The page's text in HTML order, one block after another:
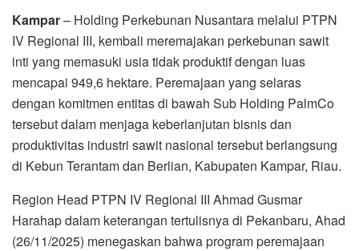
Kampar– Holding Perkebunan Nusantara melalui PTPN
IV Regional III, kembali meremajakan perkebunan sawit
inti yang memasuki usia tidak produktif dengan luas
mencapai 949,6 hektare. Peremajaan yang selaras
dengan komitmen entitas di bawah Sub Holding PalmCo
tersebut dalam menjaga keberlanjutan bisnis dan
produktivitas industri sawit nasional tersebut berlangsung
di Kebun Terantam dan Berlian, Kabupaten Kampar, Riau.
Region Head PTPN IV Regional III Ahmad Gusmar
Harahap dalam keterangan tertulisnya di Pekanbaru, Ahad
(26/11/2025) menegaskan bahwa program peremajaan